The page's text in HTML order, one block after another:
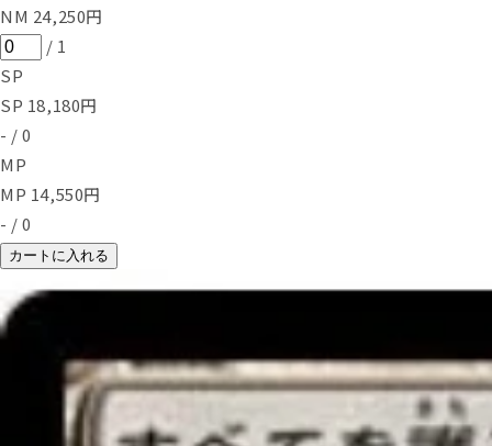
NM 24,250円
/ 1
SP
SP 18,180円
- / 0
MP
MP 14,550円
- / 0
カートに入れる